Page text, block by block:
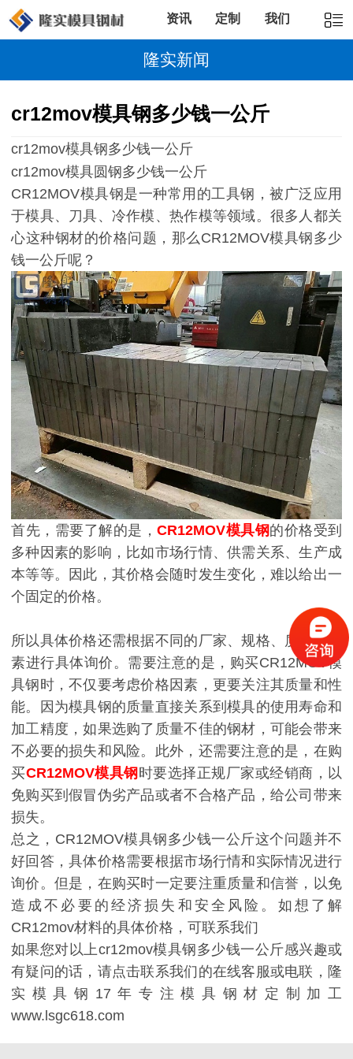
资讯 定制 我们
隆实新闻
cr12mov模具钢多少钱一公斤
cr12mov模具钢多少钱一公斤
cr12mov模具圆钢多少钱一公斤
CR12MOV模具钢是一种常用的工具钢，被广泛应用
于模具、刀具、冷作模、热作模等领域。很多人都关
心这种钢材的价格问题，那么CR12MOV模具钢多少
钱一公斤呢？
首先，需要了解的是， CR12MOV模具钢的价格受到
多种因素的影响，比如市场行情、供需关系、生产成
本等等。因此，其价格会随时发生变化，难以给出一
个固定的价格。
所以具体价格还需根据不同的厂家、规格、质量等因
素进行具体询价。需要注意的是，购买CR12MOV模
具钢时，不仅要考虑价格因素，更要关注其质量和性
能。因为模具钢的质量直接关系到模具的使用寿命和
加工精度，如果选购了质量不佳的钢材，可能会带来
不必要的损失和风险。此外，还需要注意的是，在购
买CR12MOV模具钢 时要选择正规厂家或经销商，以
免购买到假冒伪劣产品或者不合格产品，给公司带来
损失。
总之，CR12MOV模具钢多少钱一公斤这个问题并不
好回答，具体价格需要根据市场行情和实际情况进行
询价。但是，在购买时一定要注重质量和信誉，以免
造成不必要的经济损失和安全风险。如想了解
CR12mov材料的具体价格，可联系我们
如果您对以上cr12mov模具钢多少钱一公斤感兴趣或
有疑问的话，请点击联系我们的在线客服或电联，隆
实模具钢17年专注模具钢材定制加工
www.lsgc618.com